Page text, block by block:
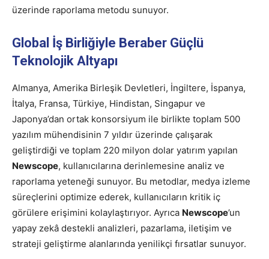
üzerinde raporlama metodu sunuyor.
Global İş Birliğiyle Beraber Güçlü
Teknolojik Altyapı
Almanya, Amerika Birleşik Devletleri, İngiltere, İspanya,
İtalya, Fransa, Türkiye, Hindistan, Singapur ve
Japonya’dan ortak konsorsiyum ile birlikte toplam 500
yazılım mühendisinin 7 yıldır üzerinde çalışarak
geliştirdiği ve toplam 220 milyon dolar yatırım yapılan
Newscope, kullanıcılarına derinlemesine analiz ve
raporlama yeteneği sunuyor. Bu metodlar, medya izleme
süreçlerini optimize ederek, kullanıcıların kritik iç
görülere erişimini kolaylaştırıyor. Ayrıca Newscope’un
yapay zekâ destekli analizleri, pazarlama, iletişim ve
strateji geliştirme alanlarında yenilikçi fırsatlar sunuyor.